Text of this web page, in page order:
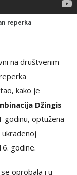
reperka
na društvenim
kako je
Džingis
godinu, optužena
godine.
oprobala i u